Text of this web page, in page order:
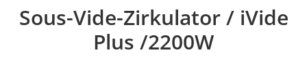
Sous-Vide-Zirkulator / iVide
Plus /2200W